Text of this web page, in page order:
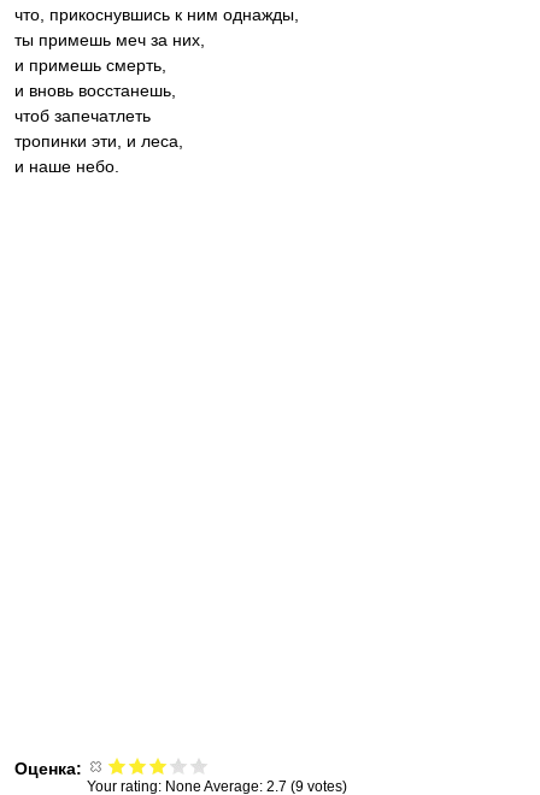
что, прикоснувшись к ним однажды,
ты примешь меч за них,
и примешь смерть,
и вновь восстанешь,
чтоб запечатлеть
тропинки эти, и леса,
и наше небо.
Оценка:
Your rating: None Average: 2.7 (9 votes)